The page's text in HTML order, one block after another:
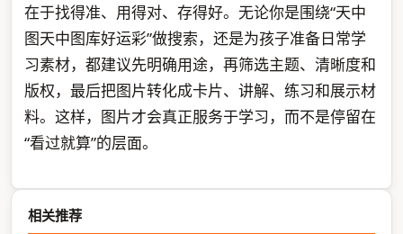
在于找得准、用得对、存得好。无论你是围绕“天中
图天中图库好运彩”做搜索，还是为孩子准备日常学
习素材，都建议先明确用途，再筛选主题、清晰度和
版权，最后把图片转化成卡片、讲解、练习和展示材
料。这样，图片才会真正服务于学习，而不是停留在
“看过就算”的层面。
相关推荐